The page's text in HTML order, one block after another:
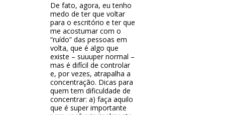
De fato, agora, eu tenho
medo de ter que voltar
para o escritório e ter que
me acostumar com o
“ruído” das pessoas em
volta, que é algo que
existe – suuuper normal –
mas é difícil de controlar
e, por vezes, atrapalha a
concentração. Dicas para
quem tem dificuldade de
concentrar: a) faça aquilo
que é super importante